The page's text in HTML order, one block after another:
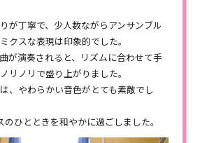
が丁寧で、少人数ながらアンサンブル
クスな表現は印象的でした。
が演奏されると、リズムに合わせて手
リノリで盛り上がりました。
、やわらかい音色がとても素敵でし
ひとときを和やかに過ごしました。